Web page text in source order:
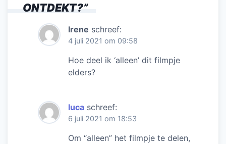
ONTDEKT?”
Irene schreef:
4 juli 2021 om 09:58
Hoe deel ik ‘alleen’ dit filmpje
elders?
luca schreef:
6 juli 2021 om 18:53
Om “alleen” het filmpje te delen,